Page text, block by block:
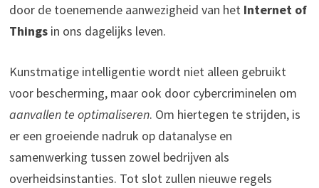
door de toenemende aanwezigheid van het Internet of
Thingsin ons dagelijks leven.
Kunstmatige intelligentie wordt niet alleen gebruikt
voor bescherming, maar ook door cybercriminelen om
aanvallen te optimaliseren. Om hiertegen te strijden, is
er een groeiende nadruk op datanalyse en
samenwerking tussen zowel bedrijven als
overheidsinstanties. Tot slot zullen nieuwe regels